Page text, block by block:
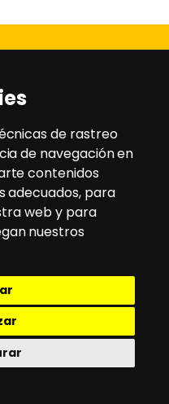
de rastreo
de navegación en
contenidos
adecuados, para
web y para
nuestros
Ind. Montesol
reservados | desarrollo web